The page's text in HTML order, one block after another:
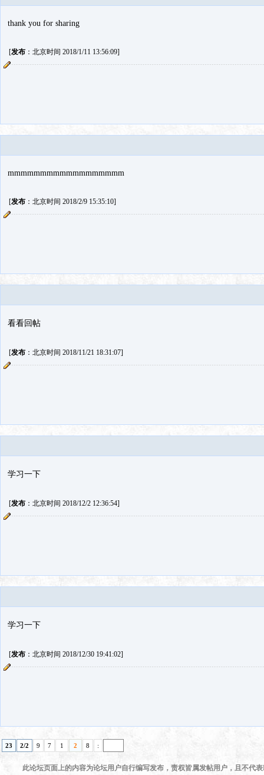
thank you for sharing
[发布：北京时间 2018/1/11 13:56:09]
mmmmmmmmmmmmmmmmmm
[发布：北京时间 2018/2/9 15:35:10]
看看回帖
[发布：北京时间 2018/11/21 18:31:07]
学习一下
[发布：北京时间 2018/12/2 12:36:54]
学习一下
[发布：北京时间 2018/12/30 19:41:02]
23 2/2 9 7 1 2 8 :
此论坛页面上的内容为论坛用户自行编写发布，责权皆属发帖用户，且不代